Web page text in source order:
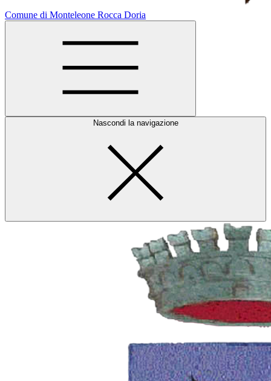
Comune di Monteleone Rocca Doria
Nascondi la navigazione